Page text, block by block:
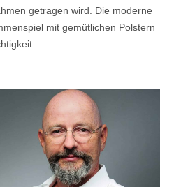
getragen wird. Die moderne
mit gemütlichen Polstern